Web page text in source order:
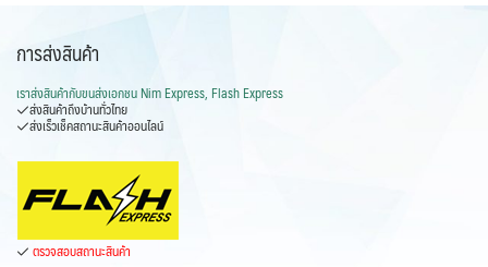
การส่งสินค้า
เราส่งสินค้ากับขนส่งเอกชน Nim Express, Flash Express
ส่งสินค้าถึงบ้านทั่วไทย
ส่งเร็วเช็คสถานะสินค้าออนไลน์
ตรวจสอบสถานะสินค้า